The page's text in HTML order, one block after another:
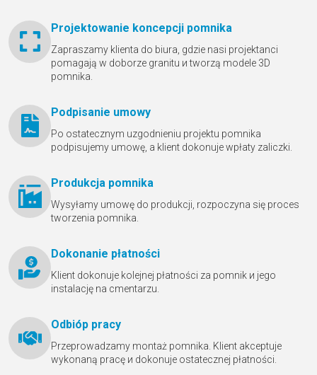
Projektowanie koncepcji pomnika
Zapraszamy klienta do biura, gdzie nasi projektanci
pomagają w doborze granitu и tworzą modele 3D
pomnika.
Podpisanie umowy
Po ostatecznym uzgodnieniu projektu pomnika
podpisujemy umowę, a klient dokonuje wpłaty zaliczki.
Produkcja pomnika
Wysyłamy umowę do produkcji, rozpoczyna się proces
tworzenia pomnika.
Dokonanie płatności
Klient dokonuje kolejnej płatności za pomnik и jego
instalację na cmentarzu.
Odbióр pracy
Przeprowadzamy montaż pomnika. Klient akceptuje
wykonaną pracę и dokonuje ostatecznej płatności.